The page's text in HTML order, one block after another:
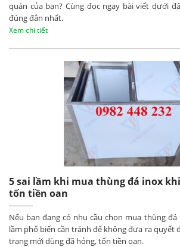
quán của bạn? Cùng đọc ngay bài viết dưới
đúng đắn nhất.
Xem chi tiết
5 sai lầm khi mua thùng đá inox
tốn tiền oan
Nếu bạn đang có nhu cầu chọn mua thùng
lầm phổ biến cần tránh để không đưa ra quyết
trạng mới dùng đã hỏng, tốn tiền oan.